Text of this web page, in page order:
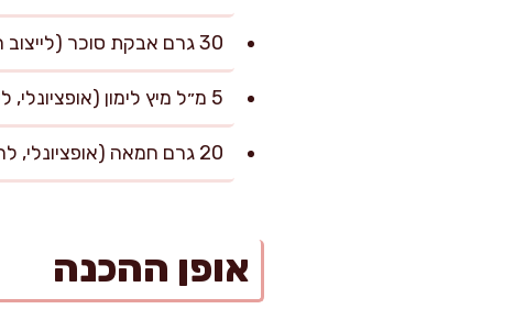
30 גרם אבקת סוכר (לייצוב הקרם)
5 מ״ל מיץ לימון (אופציונלי, לייצוב קל של הקצפת)
20 גרם חמאה (אופציונלי, להברקה ותחושת פה בגנאש)
אופן ההכנה